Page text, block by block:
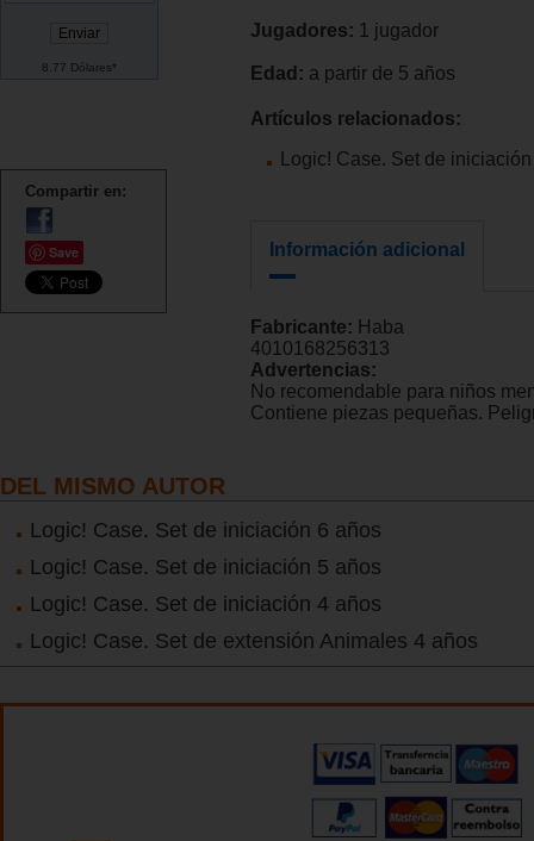
8.77 Dólares*
Compartir en:
Save
Jugadores: 1 jugador
Edad: a partir de 5 años
Artículos relacionados:
Logic! Case. Set de
Información adicional
Fabricante: Haba
4010168256313
Advertencias:
No recomendable para niños
Contiene piezas pequeñas.
DEL MISMO AUTOR
Logic! Case. Set de iniciación 6 años
Logic! Case. Set de iniciación 5 años
Logic! Case. Set de iniciación 4 años
Logic! Case. Set de extensión Animales 4 años